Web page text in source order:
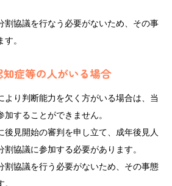
割協議を行なう必要がないため、その事
。
より判断能力を欠く方がいる場合は、当
することができません。
後見開始の審判を申し立て、成年後見人
協議に参加する必要があります。
割協議を行う必要がないため、その事態